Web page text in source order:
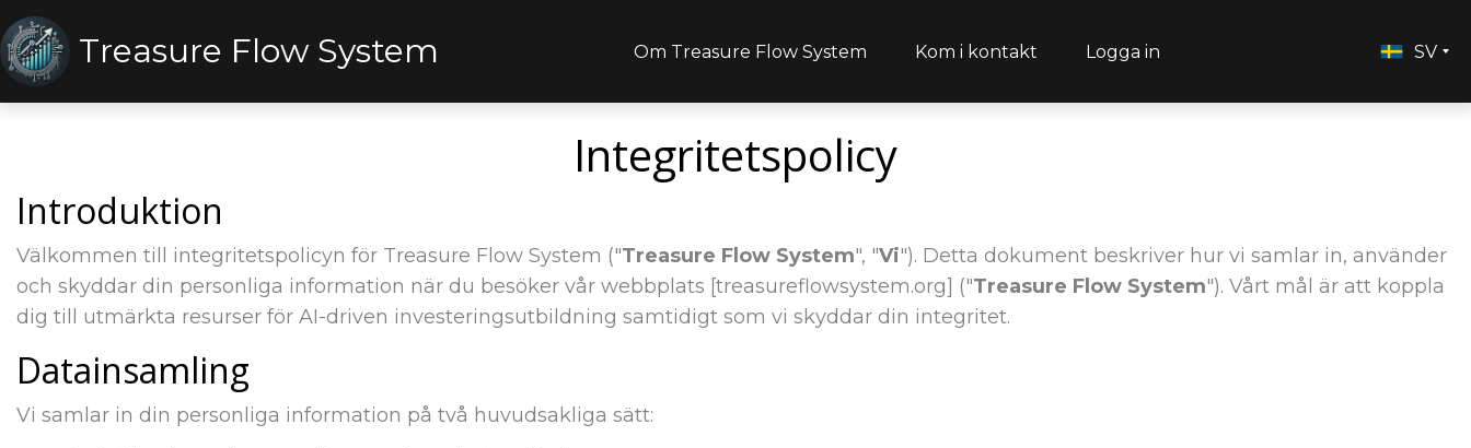
Treasure Flow System Om Treasure Flow System Kom i kontakt Logga in SV
Integritetspolicy
Introduktion
Välkommen till integritetspolicyn för Treasure Flow System ("Treasure Flow System", "Vi"). Detta dokument beskriver hur vi samlar in, använder
och skyddar din personliga information när du besöker vår webbplats [treasureflowsystem.org] ("Treasure Flow System"). Vårt mål är att koppla
dig till utmärkta resurser för AI-driven investeringsutbildning samtidigt som vi skyddar din integritet.
Datainsamling
Vi samlar in din personliga information på två huvudsakliga sätt: